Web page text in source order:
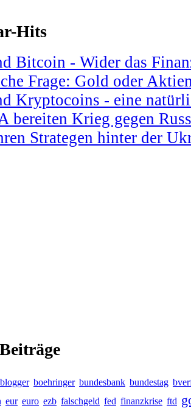
Hits
Bitcoin - Wider das
Frage: Gold oder
Kryptocoins - eine
bereiten Krieg gegen
Strategen hinter der
blogger boehringer bundesbank bundestag
eur euro ezb falschgeld fed finanzkrise ftd